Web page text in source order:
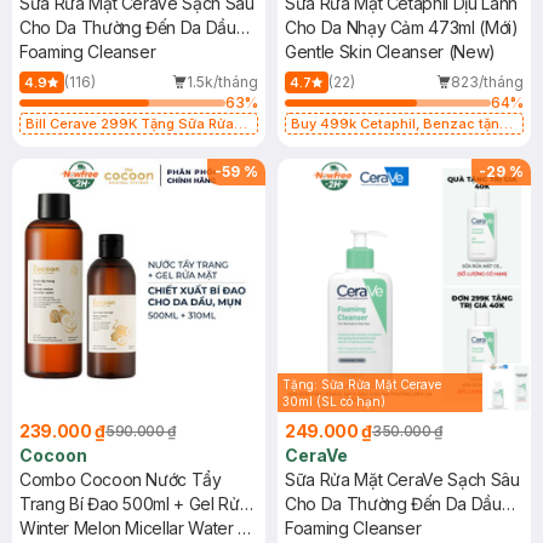
Cho Da Thường Đến Da Dầu
473ml
Foaming Cleanser
4.9 (116)
1.5k/tháng
63%
Bill Cerave 299K Tặng Sữa Rửa
Cho Da Nhạy Cảm 473ml (Mới)
Gentle Skin Cleanser (New)
4.7 (22)
823/tháng
64%
Buy 499k Cetaphil, Benzac tặng
-59 %
239.000 ₫590.000 ₫
Cocoon
Combo Cocoon Nước Tẩy
Trang Bí Đao 500ml + Gel Rửa
Mặt Bí Đao 310ml
Winter Melon Micellar Water &
-29 %
Tặng: Sữa Rửa Mặt Cerave
30ml (SL có hạn)
249.000 ₫350.000 ₫
CeraVe
Sữa Rửa Mặt CeraVe Sạch Sâu
Cho Da Thường Đến Da Dầu
236ml
Foaming Cleanser